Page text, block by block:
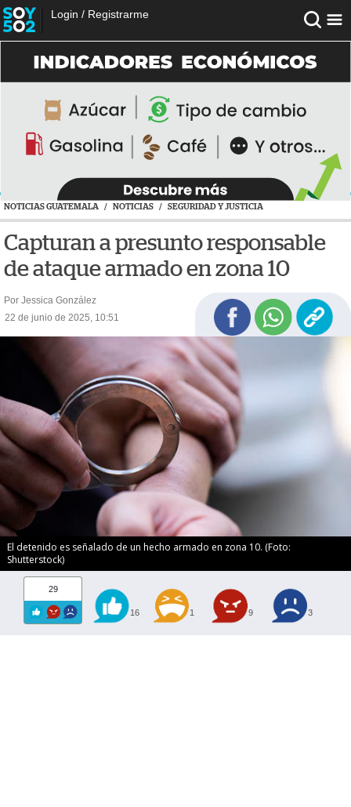
Login / Registrarme
NOTICIAS GUATEMALA / NOTICIAS / SEGURIDAD Y JUSTICIA
Capturan a presunto responsable
de ataque armado en zona 10
Por Jessica González
22 de junio de 2025, 10:51
El detenido es señalado de un hecho armado en zona 10. (Foto:
Shutterstock)
29
16 1 9 3